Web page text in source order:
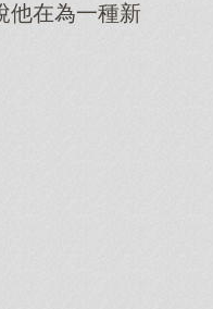
他在為一種新